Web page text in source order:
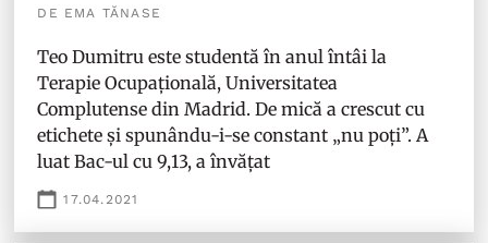
DE EMA TĂNASE
Teo Dumitru este studentă în anul întâi la
Terapie Ocupațională, Universitatea
Complutense din Madrid. De mică a crescut cu
etichete și spunându-i-se constant „nu poți”. A
luat Bac-ul cu 9,13, a învățat
17.04.2021